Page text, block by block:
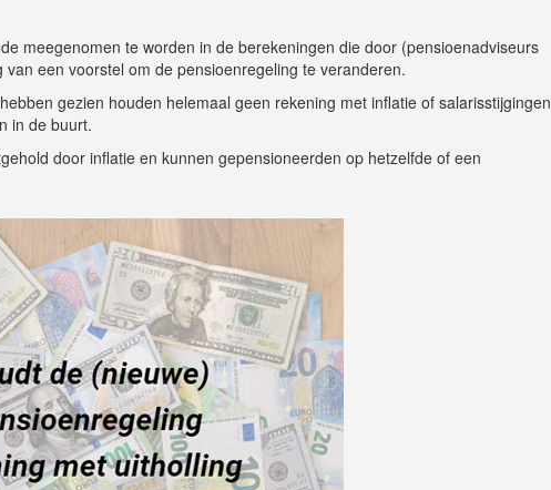
meegenomen te worden in de berekeningen die door (pensioenadviseurs
een voorstel om de pensioenregeling te veranderen.
gezien houden helemaal geen rekening met inflatie of salarisstijgingen
in de buurt.
door inflatie en kunnen gepensioneerden op hetzelfde of een